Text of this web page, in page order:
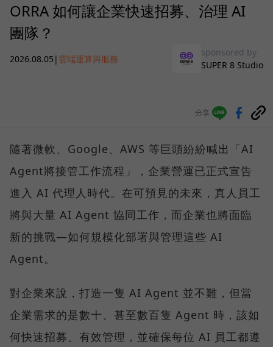
ORRA 如何讓企業快速招募、治理 AI
團隊？
2026.08.05 | 雲端運算與服務
sponsored by
SUPER 8 Studio
分享
隨著微軟、Google、AWS 等巨頭紛紛喊出「AI
Agent將接管工作流程」，企業營運已正式宣告
進入 AI 代理人時代。在可預見的未來，真人員工
將與大量 AI Agent 協同工作，而企業也將面臨
新的挑戰—如何規模化部署與管理這些 AI
Agent。
對企業來說，打造一隻 AI Agent 並不難，但當
企業需求的是數十、甚至數百隻 Agent 時，該如
何快速招募、有效管理，並確保每位 AI 員工都遵